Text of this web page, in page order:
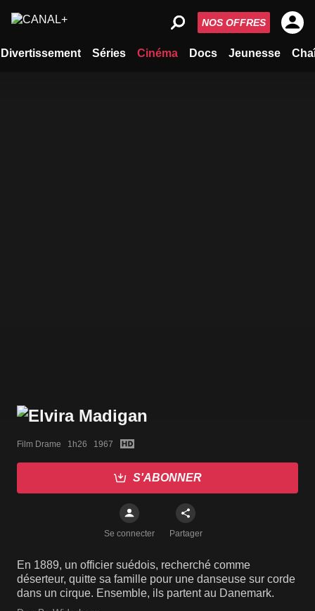
Divertissement Séries Cinéma Docs Jeunesse
NOS OFFRES
Film Drame   1h26   1967
S'ABONNER
Se connecter Partager
En 1889, un officier suédois, recherché comme
déserteur, quitte sa famille pour une danseuse sur corde
dans un cirque. Ensemble, ils partent au Danemark.